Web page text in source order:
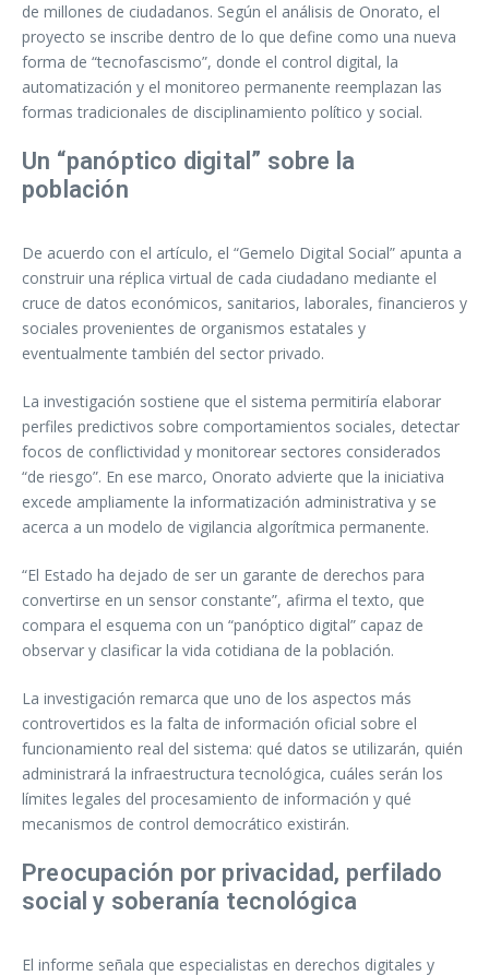
de millones de ciudadanos. Según el análisis de Onorato, el
proyecto se inscribe dentro de lo que define como una nueva
forma de “tecnofascismo”, donde el control digital, la
automatización y el monitoreo permanente reemplazan las
formas tradicionales de disciplinamiento político y social.
Un “panóptico digital” sobre la
población
De acuerdo con el artículo, el “Gemelo Digital Social” apunta a
construir una réplica virtual de cada ciudadano mediante el
cruce de datos económicos, sanitarios, laborales, financieros y
sociales provenientes de organismos estatales y
eventualmente también del sector privado.
La investigación sostiene que el sistema permitiría elaborar
perfiles predictivos sobre comportamientos sociales, detectar
focos de conflictividad y monitorear sectores considerados
“de riesgo”. En ese marco, Onorato advierte que la iniciativa
excede ampliamente la informatización administrativa y se
acerca a un modelo de vigilancia algorítmica permanente.
“El Estado ha dejado de ser un garante de derechos para
convertirse en un sensor constante”, afirma el texto, que
compara el esquema con un “panóptico digital” capaz de
observar y clasificar la vida cotidiana de la población.
La investigación remarca que uno de los aspectos más
controvertidos es la falta de información oficial sobre el
funcionamiento real del sistema: qué datos se utilizarán, quién
administrará la infraestructura tecnológica, cuáles serán los
límites legales del procesamiento de información y qué
mecanismos de control democrático existirán.
Preocupación por privacidad, perfilado
social y soberanía tecnológica
El informe señala que especialistas en derechos digitales y